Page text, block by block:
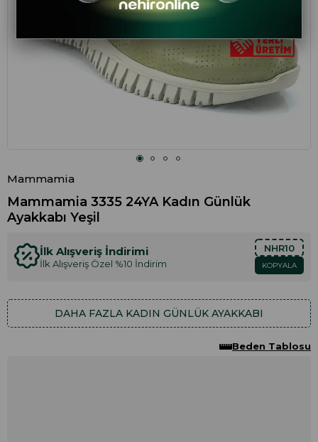
Mammamia
Mammamia 3335 24YA Kadın Günlük
Ayakkabı Yeşil
İlk Alışveriş İndirimi
İlk Alışveriş Özel %10 İndirim
NHR10
KOPYALA
DAHA FAZLA KADIN GÜNLÜK AYAKKABI
Beden Tablosu